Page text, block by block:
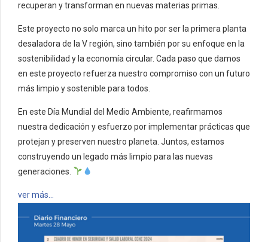
recuperan y transforman en nuevas materias primas.
Este proyecto no solo marca un hito por ser la primera planta
desaladora de la V región, sino también por su enfoque en la
sostenibilidad y la economía circular. Cada paso que damos
en este proyecto refuerza nuestro compromiso con un futuro
más limpio y sostenible para todos.
En este Día Mundial del Medio Ambiente, reafirmamos
nuestra dedicación y esfuerzo por implementar prácticas que
protejan y preserven nuestro planeta. Juntos, estamos
construyendo un legado más limpio para las nuevas
generaciones.
ver más…